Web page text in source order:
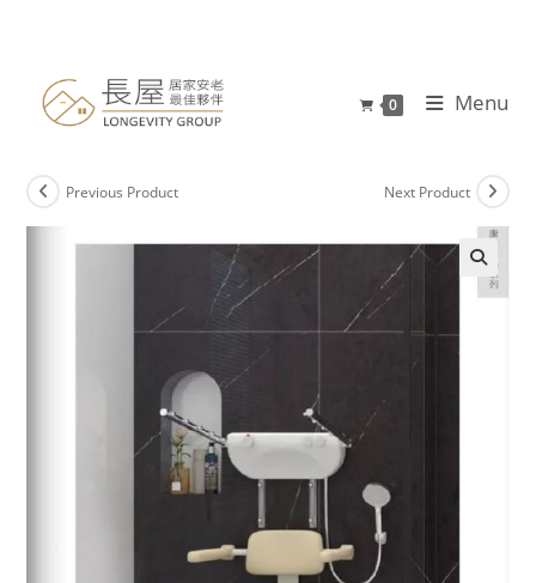
0 Menu
Previous Product Next Product